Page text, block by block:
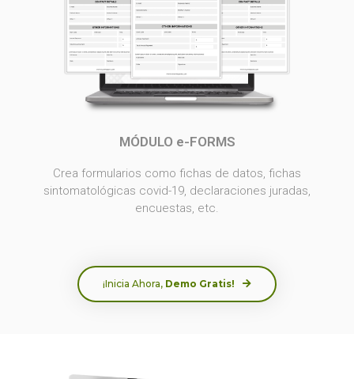
MÓDULO e-FORMS
Crea formularios como fichas de datos, fichas
sintomatológicas covid-19, declaraciones juradas,
encuestas, etc.
¡Inicia Ahora, Demo Gratis!